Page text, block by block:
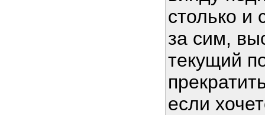
столько и
за сим,
текущий
если